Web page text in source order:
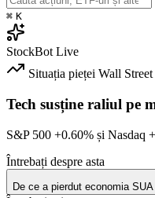
⌘ K
StockBot Live
Situația pieței Wall Street
Tech susține raliul pe
S&P 500 +0.60% și Nasdaq
Întrebați despre asta
De ce a pierdut economia